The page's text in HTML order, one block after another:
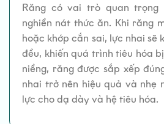
Răng có vai trò quan
nghiền nát thức ăn. Khi răng
hoặc khớp cắn sai, lực nhai sẽ
đều, khiến quá trình tiêu hóa
niềng, răng được sắp xếp
nhai trở nên hiệu quả và nhẹ
lực cho dạ dày và hệ tiêu hóa.